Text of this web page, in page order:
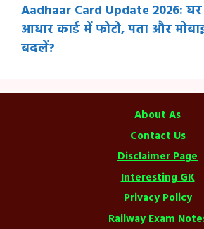
Aadhaar Card Update 2026:
आधार कार्ड में फोटो, पता और
बदलें?
About As
Contact Us
Disclaimer Page
Interesting GK
Privacy Policy
Railway Exam